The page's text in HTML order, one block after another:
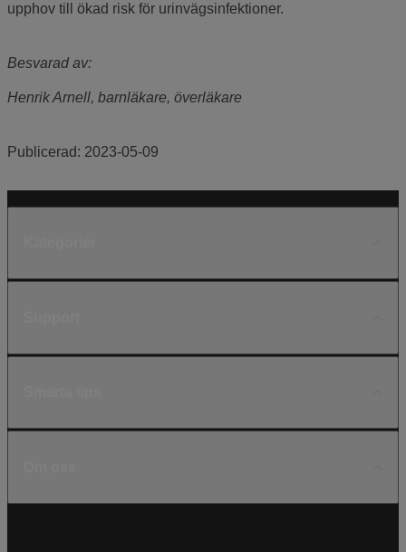
upphov till ökad risk för urinvägsinfektioner.
Besvarad av:
Henrik Arnell, barnläkare, överläkare
Publicerad: 2023-05-09